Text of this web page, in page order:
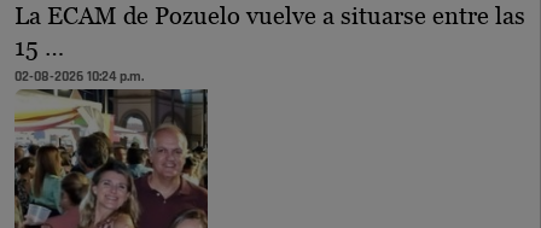
La ECAM de Pozuelo vuelve a situarse entre las
15 …
02-08-2026 10:24 p.m.